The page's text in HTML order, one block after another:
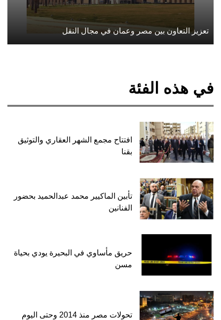
تعزيز التعاون بين مصر وعمان في مجال النقل
في هذه الفئة
افتتاح مجمع الشهر العقاري والتوثيق
بقنا
تأبين الماكيير محمد عبدالحميد بحضور
الفنانين
حريق مأساوي في البحيرة يودي بحياة
مسن
تحولات مصر منذ 2014 وحتى اليوم